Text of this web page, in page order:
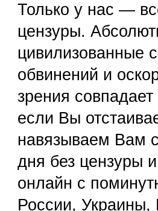
Только у нас —
цензуры.
цивилизованные
обвинений и
зрения
если Вы
навязываем Вам
дня без цензуры
онлайн с
России,